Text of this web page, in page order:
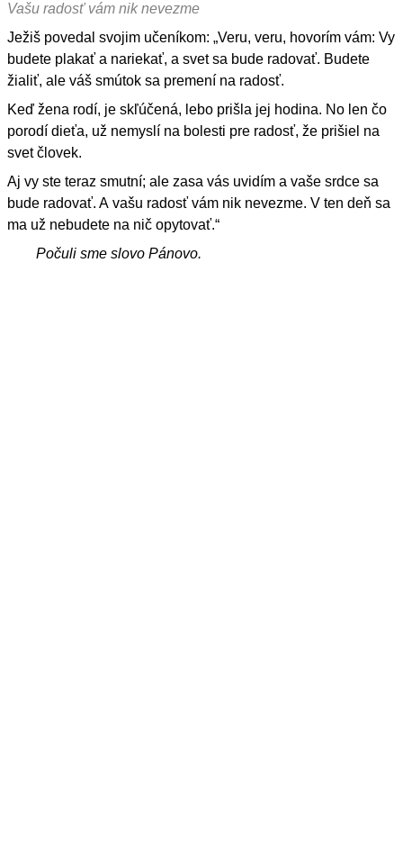
Vašu radosť vám nik nevezme
Ježiš povedal svojim učeníkom: „Veru, veru, hovorím vám: Vy
budete plakať a nariekať, a svet sa bude radovať. Budete
žialiť, ale váš smútok sa premení na radosť.
Keď žena rodí, je skľúčená, lebo prišla jej hodina. No len čo
porodí dieťa, už nemyslí na bolesti pre radosť, že prišiel na
svet človek.
Aj vy ste teraz smutní; ale zasa vás uvidím a vaše srdce sa
bude radovať. A vašu radosť vám nik nevezme. V ten deň sa
ma už nebudete na nič opytovať.“
Počuli sme slovo Pánovo.